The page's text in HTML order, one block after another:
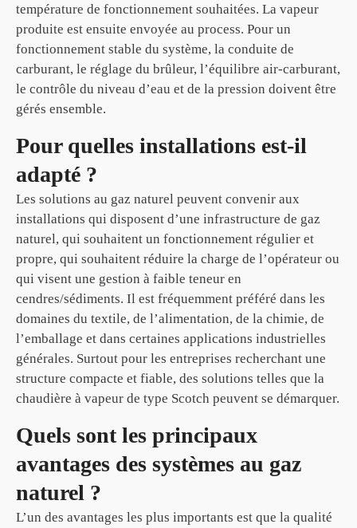
température de fonctionnement souhaitées. La vapeur
produite est ensuite envoyée au process. Pour un
fonctionnement stable du système, la conduite de
carburant, le réglage du brûleur, l’équilibre air-carburant,
le contrôle du niveau d’eau et de la pression doivent être
gérés ensemble.
Pour quelles installations est-il
adapté ?
Les solutions au gaz naturel peuvent convenir aux
installations qui disposent d’une infrastructure de gaz
naturel, qui souhaitent un fonctionnement régulier et
propre, qui souhaitent réduire la charge de l’opérateur ou
qui visent une gestion à faible teneur en
cendres/sédiments. Il est fréquemment préféré dans les
domaines du textile, de l’alimentation, de la chimie, de
l’emballage et dans certaines applications industrielles
générales. Surtout pour les entreprises recherchant une
structure compacte et fiable, des solutions telles que la
chaudière à vapeur de type Scotch peuvent se démarquer.
Quels sont les principaux
avantages des systèmes au gaz
naturel ?
L’un des avantages les plus importants est que la qualité